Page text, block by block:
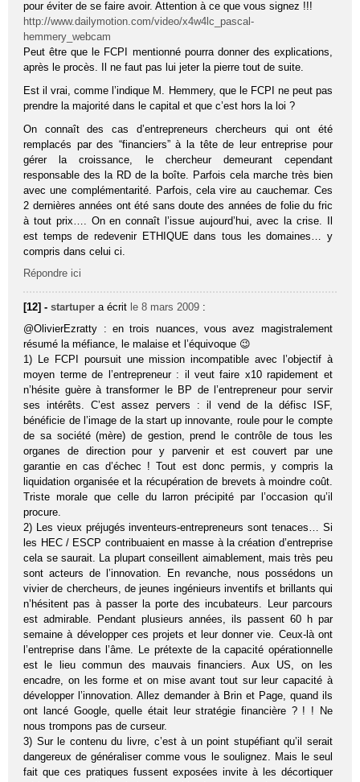
pour éviter de se faire avoir. Attention à ce que vous signez !!!
http://www.dailymotion.com/video/x4w4lc_pascal-
hemmery_webcam
Peut être que le FCPI mentionné pourra donner des explications,
après le procès. Il ne faut pas lui jeter la pierre tout de suite.
Est il vrai, comme l’indique M. Hemmery, que le FCPI ne peut pas
prendre la majorité dans le capital et que c’est hors la loi ?
On connaît des cas d’entrepreneurs chercheurs qui ont été
remplacés par des “financiers” à la tête de leur entreprise pour
gérer la croissance, le chercheur demeurant cependant
responsable des la RD de la boîte. Parfois cela marche très bien
avec une complémentarité. Parfois, cela vire au cauchemar. Ces
2 dernières années ont été sans doute des années de folie du fric
à tout prix…. On en connaît l’issue aujourd’hui, avec la crise. Il
est temps de redevenir ETHIQUE dans tous les domaines… y
compris dans celui ci.
Répondre ici
[12] -startuper a écrit le 8 mars 2009 :
@OlivierEzratty : en trois nuances, vous avez magistralement
résumé la méfiance, le malaise et l’équivoque 😉
1) Le FCPI poursuit une mission incompatible avec l’objectif à
moyen terme de l’entrepreneur : il veut faire x10 rapidement et
n’hésite guère à transformer le BP de l’entrepreneur pour servir
ses intérêts. C’est assez pervers : il vend de la défisc ISF,
bénéficie de l’image de la start up innovante, roule pour le compte
de sa société (mère) de gestion, prend le contrôle de tous les
organes de direction pour y parvenir et est couvert par une
garantie en cas d’échec ! Tout est donc permis, y compris la
liquidation organisée et la récupération de brevets à moindre coût.
Triste morale que celle du larron précipité par l’occasion qu’il
procure.
2) Les vieux préjugés inventeurs-entrepreneurs sont tenaces… Si
les HEC / ESCP contribuaient en masse à la création d’entreprise
cela se saurait. La plupart conseillent aimablement, mais très peu
sont acteurs de l’innovation. En revanche, nous possédons un
vivier de chercheurs, de jeunes ingénieurs inventifs et brillants qui
n’hésitent pas à passer la porte des incubateurs. Leur parcours
est admirable. Pendant plusieurs années, ils passent 60 h par
semaine à développer ces projets et leur donner vie. Ceux-là ont
l’entreprise dans l’âme. Le prétexte de la capacité opérationnelle
est le lieu commun des mauvais financiers. Aux US, on les
encadre, on les forme et on mise avant tout sur leur capacité à
développer l’innovation. Allez demander à Brin et Page, quand ils
ont lancé Google, quelle était leur stratégie financière ? ! ! Ne
nous trompons pas de curseur.
3) Sur le contenu du livre, c’est à un point stupéfiant qu’il serait
dangereux de généraliser comme vous le soulignez. Mais le seul
fait que ces pratiques fussent exposées invite à les décortiquer